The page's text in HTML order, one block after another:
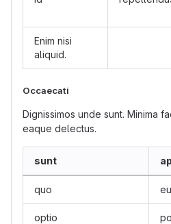
Enim nisi
aliquid.
Occaecati
Dignissimos unde sunt. Minima
eaque delectus.
sunt
quo
optio